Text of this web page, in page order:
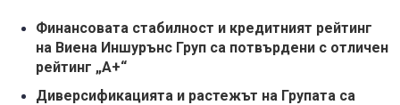
Финансовата стабилност и кредитният рейтинг
на Виена Иншурънс Груп са потвърдени с отличен
рейтинг „А+“
Диверсификацията и растежът на Групата са